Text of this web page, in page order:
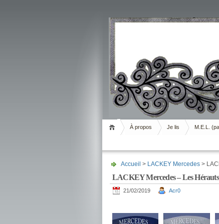
Livrement
À propos Je lis M.E.L.
Accueil > LACKEY Mercedes >
LACKEY Mercedes – Les
21/02/2019 Acr0